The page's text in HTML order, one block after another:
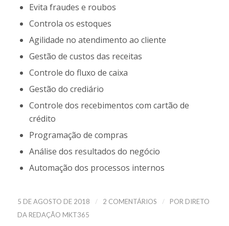
Evita fraudes e roubos
Controla os estoques
Agilidade no atendimento ao cliente
Gestão de custos das receitas
Controle do fluxo de caixa
Gestão do crediário
Controle dos recebimentos com cartão de
crédito
Programação de compras
Análise dos resultados do negócio
Automação dos processos internos
5 DE AGOSTO DE 2018 / 2 COMENTÁRIOS / POR DIRETO
DA REDAÇÃO MKT365